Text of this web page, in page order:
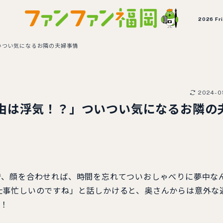
2026
い気になるお隣の夫婦事情
2024-
は浮気！？」ついつい気になるお隣の
顔を合わせれば、時間を忘れてついおしゃべりに夢中な
忙しいのですね」と話しかけると、奥さんからは意外な